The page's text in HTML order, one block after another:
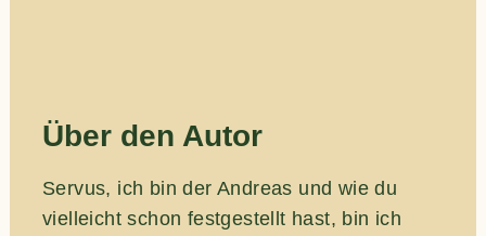
Über den Autor
Servus, ich bin der Andreas und wie du
vielleicht schon festgestellt hast, bin ich